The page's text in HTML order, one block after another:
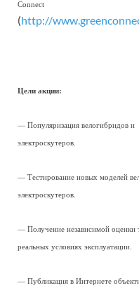
Connect
(http://
Цели акции:
— Популяризация велогибридов и
электроскутеров.
— Тестирование новых моделей
электроскутеров.
— Получение независимой оценки
реальных условиях эксплуатации.
— Публикация в Интернете